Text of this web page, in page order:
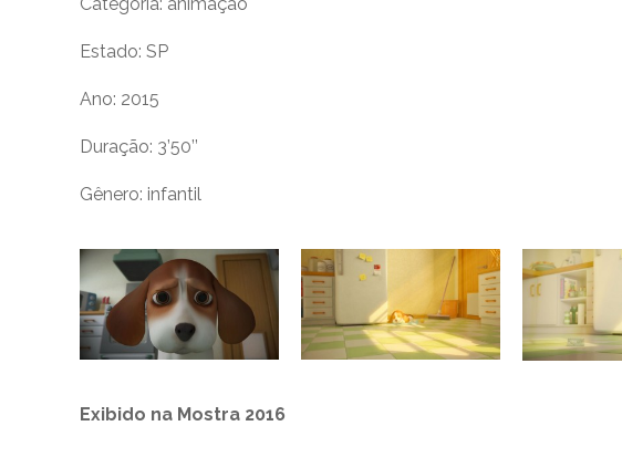
Estado: SP
Ano: 2015
Duração: 3’50’’
Gênero: infantil
Exibido na Mostra 2016